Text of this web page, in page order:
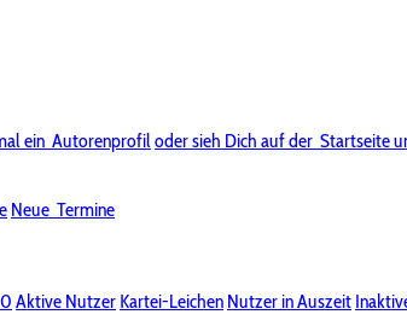
ein Autorenprofiloder sieh Dich auf der Startseite
Neue Termine
Aktive Nutzer Kartei-Leichen Nutzer in Auszeit